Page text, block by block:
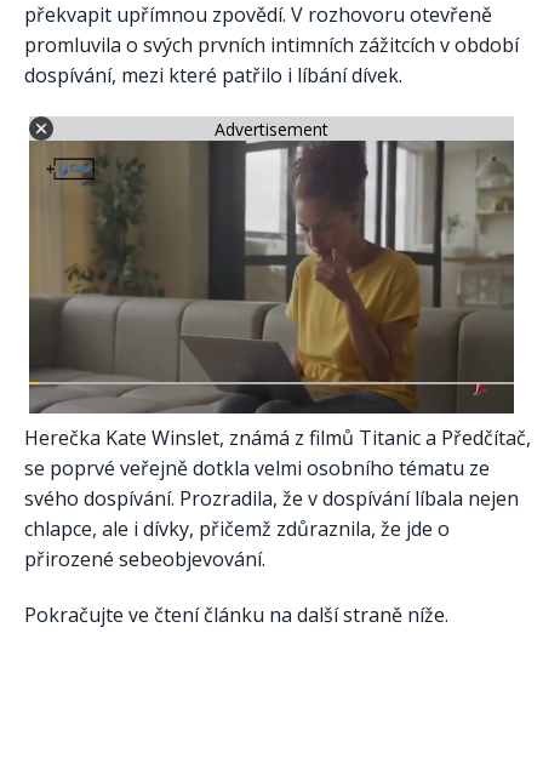
překvapit upřímnou zpovědí. V rozhovoru otevřeně
promluvila o svých prvních intimních zážitcích v období
dospívání, mezi které patřilo i líbání dívek.
Advertisement
Herečka Kate Winslet, známá z filmů Titanic a Předčítač,
se poprvé veřejně dotkla velmi osobního tématu ze
svého dospívání. Prozradila, že v dospívání líbala nejen
chlapce, ale i dívky, přičemž zdůraznila, že jde o
přirozené sebeobjevování.
Pokračujte ve čtení článku na další straně níže.